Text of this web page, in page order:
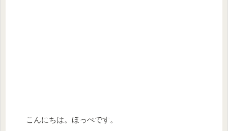
こんにちは。ほっぺです。